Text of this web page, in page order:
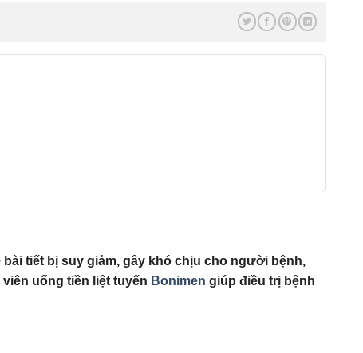
tiết bị suy giảm, gây khó chịu cho người bệnh,
uống tiền liệt tuyến Bonimen giúp điều trị bệnh